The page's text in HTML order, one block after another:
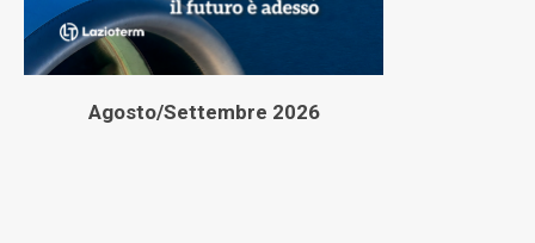
Agosto/Settembre 2026